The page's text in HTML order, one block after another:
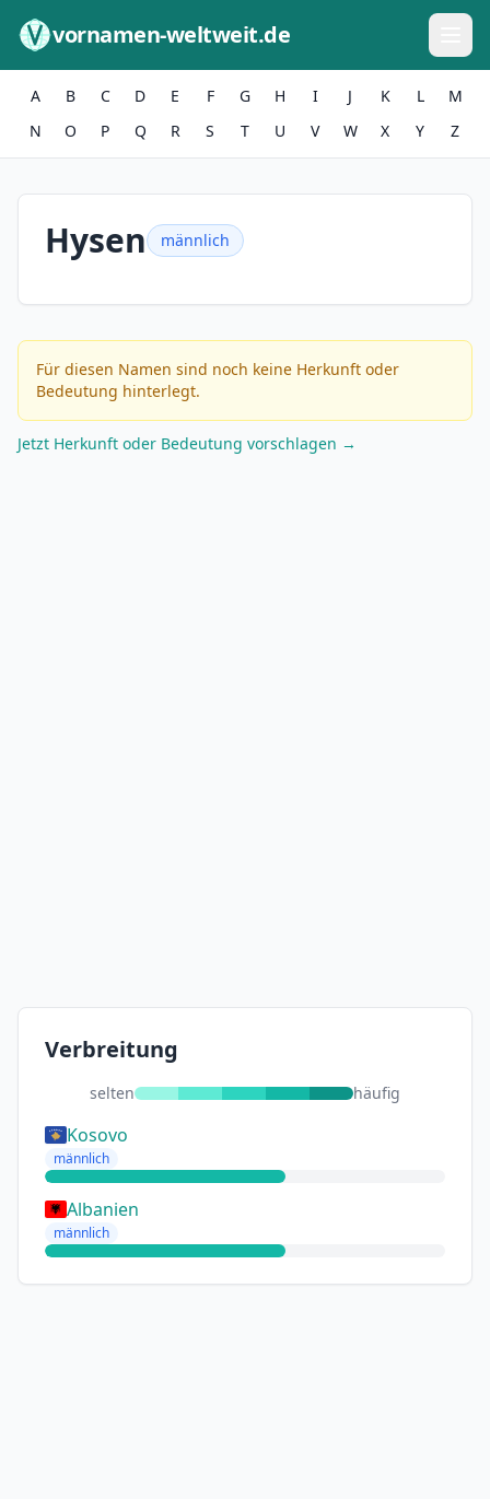
vornamen-weltweit.de
A B C D E F G H I J K L
M
N
O P Q R S T U V W X Y Z
Hysen männlich
Für diesen Namen sind noch keine Herkunft oder
Bedeutung hinterlegt.
Jetzt Herkunft oder Bedeutung vorschlagen →
Verbreitung
selten häufig
Kosovo
männlich
Albanien
männlich